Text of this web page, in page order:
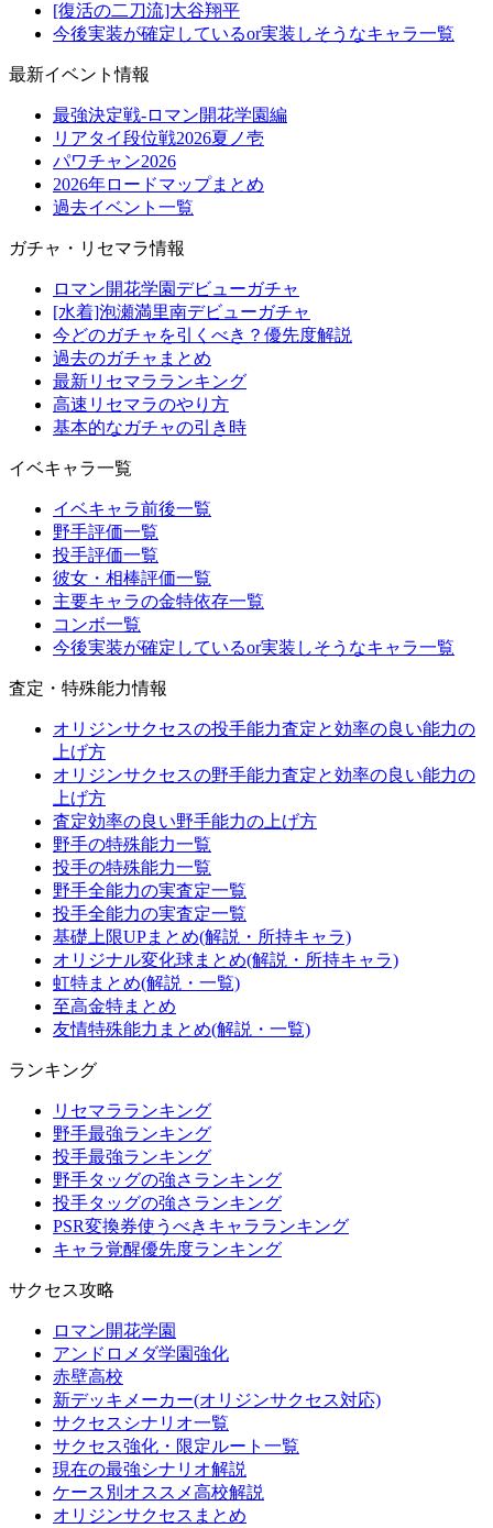
[復活の二刀流]大谷翔平
今後実装が確定しているor実装しそうなキャラ一覧
最新イベント情報
最強決定戦-ロマン開花学園編
リアタイ段位戦2026夏ノ壱
パワチャン2026
2026年ロードマップまとめ
過去イベント一覧
ガチャ・リセマラ情報
ロマン開花学園デビューガチャ
[水着]泡瀬満里南デビューガチャ
今どのガチャを引くべき？優先度解説
過去のガチャまとめ
最新リセマラランキング
高速リセマラのやり方
基本的なガチャの引き時
イベキャラ一覧
イベキャラ前後一覧
野手評価一覧
投手評価一覧
彼女・相棒評価一覧
主要キャラの金特依存一覧
コンボ一覧
今後実装が確定しているor実装しそうなキャラ一覧
査定・特殊能力情報
オリジンサクセスの投手能力査定と効率の良い能力の
上げ方
オリジンサクセスの野手能力査定と効率の良い能力の
上げ方
査定効率の良い野手能力の上げ方
野手の特殊能力一覧
投手の特殊能力一覧
野手全能力の実査定一覧
投手全能力の実査定一覧
基礎上限UPまとめ(解説・所持キャラ)
オリジナル変化球まとめ(解説・所持キャラ)
虹特まとめ(解説・一覧)
至高金特まとめ
友情特殊能力まとめ(解説・一覧)
ランキング
リセマラランキング
野手最強ランキング
投手最強ランキング
野手タッグの強さランキング
投手タッグの強さランキング
PSR変換券使うべきキャラランキング
キャラ覚醒優先度ランキング
サクセス攻略
ロマン開花学園
アンドロメダ学園強化
赤壁高校
新デッキメーカー(オリジンサクセス対応)
サクセスシナリオ一覧
サクセス強化・限定ルート一覧
現在の最強シナリオ解説
ケース別オススメ高校解説
オリジンサクセスまとめ